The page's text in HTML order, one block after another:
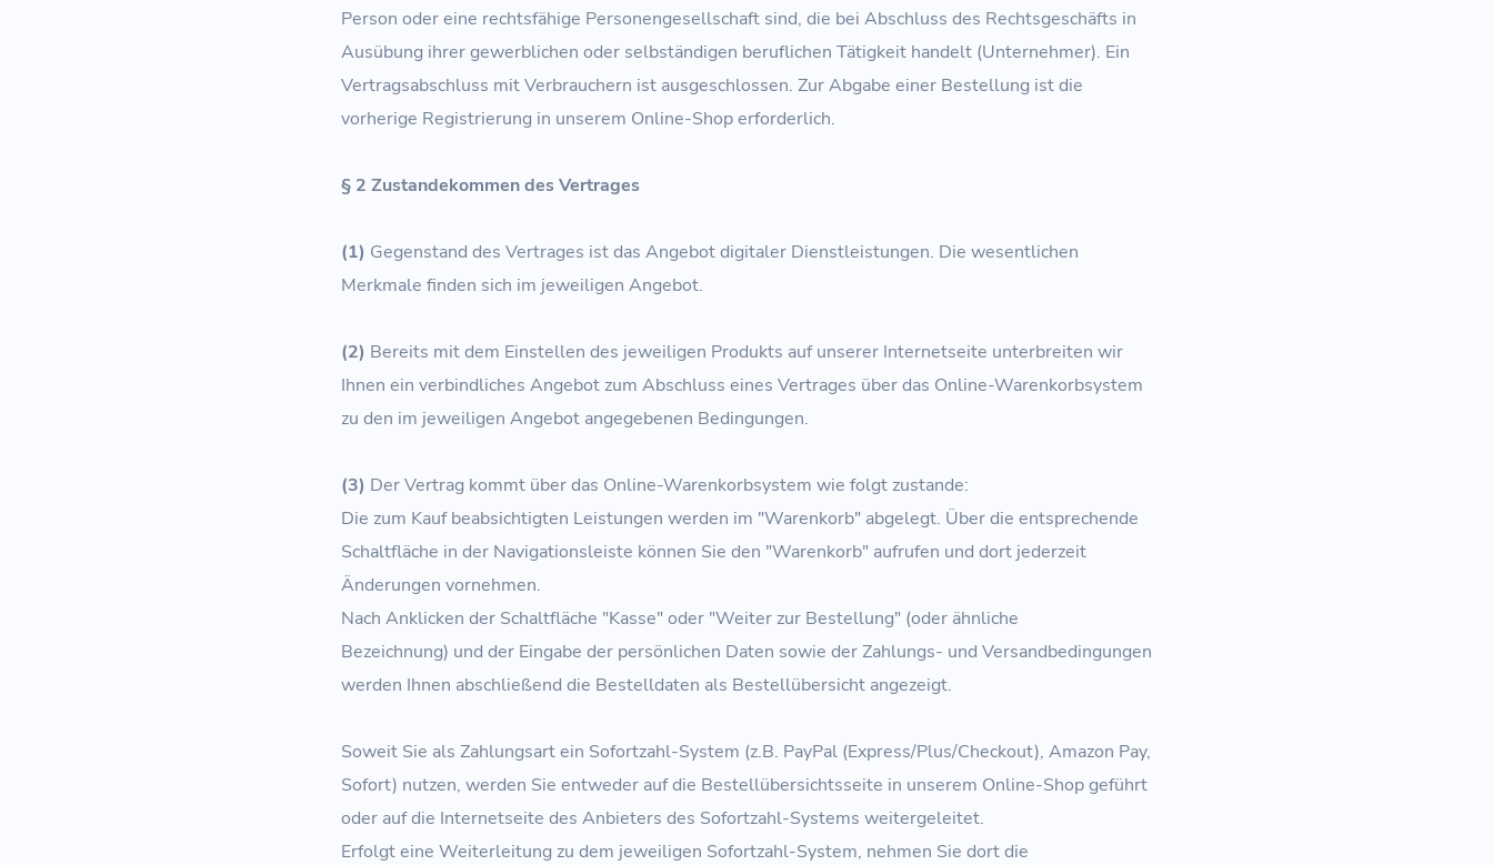
Person oder eine rechtsfähige Personengesellschaft sind, die bei Abschluss des Rechtsgeschäfts in
Ausübung ihrer gewerblichen oder selbständigen beruflichen Tätigkeit handelt (Unternehmer). Ein
Vertragsabschluss mit Verbrauchern ist ausgeschlossen. Zur Abgabe einer Bestellung ist die
vorherige Registrierung in unserem Online-Shop erforderlich.
§ 2 Zustandekommen des Vertrages
(1) Gegenstand des Vertrages ist das Angebot digitaler Dienstleistungen. Die wesentlichen
Merkmale finden sich im jeweiligen Angebot.
(2) Bereits mit dem Einstellen des jeweiligen Produkts auf unserer Internetseite unterbreiten wir
Ihnen ein verbindliches Angebot zum Abschluss eines Vertrages über das Online-Warenkorbsystem
zu den im jeweiligen Angebot angegebenen Bedingungen.
(3) Der Vertrag kommt über das Online-Warenkorbsystem wie folgt zustande:
Die zum Kauf beabsichtigten Leistungen werden im "Warenkorb" abgelegt. Über die entsprechende
Schaltfläche in der Navigationsleiste können Sie den "Warenkorb" aufrufen und dort jederzeit
Änderungen vornehmen.
Nach Anklicken der Schaltfläche "Kasse" oder "Weiter zur Bestellung" (oder ähnliche
Bezeichnung) und der Eingabe der persönlichen Daten sowie der Zahlungs- und Versandbedingungen
werden Ihnen abschließend die Bestelldaten als Bestellübersicht angezeigt.
Soweit Sie als Zahlungsart ein Sofortzahl-System (z.B. PayPal (Express/Plus/Checkout), Amazon Pay,
Sofort) nutzen, werden Sie entweder auf die Bestellübersichtsseite in unserem Online-Shop geführt
oder auf die Internetseite des Anbieters des Sofortzahl-Systems weitergeleitet.
Erfolgt eine Weiterleitung zu dem jeweiligen Sofortzahl-System, nehmen Sie dort die